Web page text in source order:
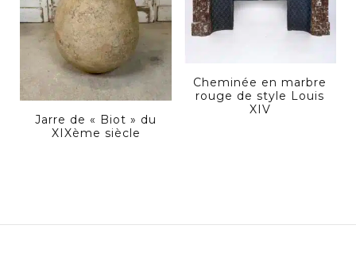
Jarre de « Biot » du
XIXème siècle
Cheminée en marbre
rouge de style Louis
XIV